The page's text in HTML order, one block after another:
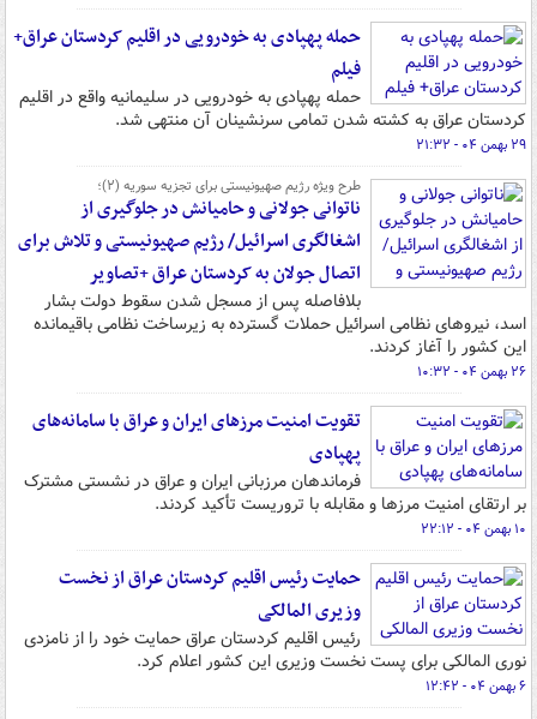
حمله پهپادی به خودرویی در اقلیم کردستان عراق+
فیلم
حمله پهپادی به خودرویی در سلیمانیه واقع در اقلیم
کردستان عراق به کشته شدن تمامی سرنشینان آن منتهی شد.
۲۹ بهمن ۰۴ - ۲۱:۳۲
طرح ویژه رژیم صهیونیستی برای تجزیه سوریه (۲)؛
ناتوانی جولانی و حامیانش در جلوگیری از
اشغالگری اسرائیل/ رژیم صهیونیستی و تلاش برای
اتصال جولان به کردستان عراق +تصاویر
بلافاصله پس از مسجل شدن سقوط دولت بشار
اسد، نیروهای نظامی اسرائیل حملات گسترده به زیرساخت نظامی باقیمانده
این کشور را آغاز کردند.
۲۶ بهمن ۰۴ - ۱۰:۳۲
تقویت امنیت مرزهای ایران و عراق با سامانه‌های
پهپادی
فرماندهان مرزبانی ایران و عراق در نشستی مشترک
بر ارتقای امنیت مرزها و مقابله با تروریست تأکید کردند.
۱۰ بهمن ۰۴ - ۲۲:۱۲
حمایت رئیس اقلیم کردستان عراق از نخست
وزیری المالکی
رئیس اقلیم کردستان عراق حمایت خود را از نامزدی
نوری المالکی برای پست نخست وزیری این کشور اعلام کرد.
۶ بهمن ۰۴ - ۱۲:۴۲